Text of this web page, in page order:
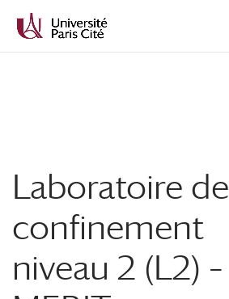
contenu
Laboratoire de
confinement
niveau 2 (L2) –